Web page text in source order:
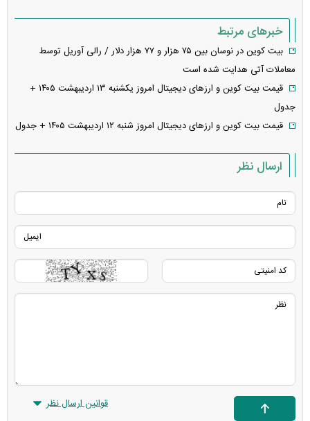
خبرهای مرتبط
بیت کوین در نوسان بین ۷۵ هزار و ۷۷ هزار دلار / رالی آوریل توسط
معاملات آتی هدایت شده است
قیمت بیت کوین و ارز‌های دیجیتال امروز یکشنبه ۱۳ اردیبهشت ۱۴۰۵ +
جدول
قیمت بیت کوین و ارز‌های دیجیتال امروز شنبه ۱۲ اردیبهشت ۱۴۰۵ + جدول
ارسال نظر
قوانین ارسال نظر